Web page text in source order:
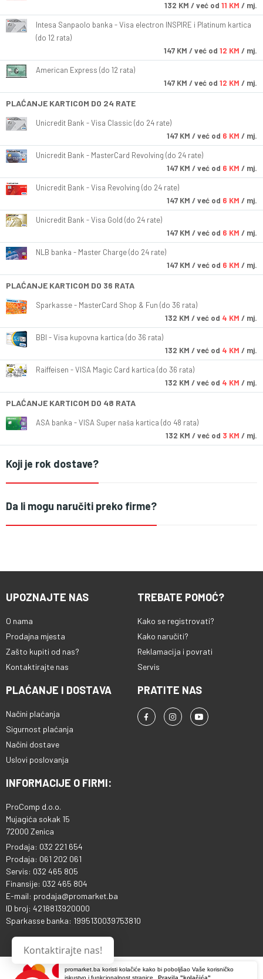
promarket.ba koristi kolačiće kako bi poboljšao Vaše korisničko
iskustvo i funkcionalnost stranice.
Pravila "kolačića"
132 KM / već od 11 KM / mj.
Intesa Sanpaolo banka - Visa electron INSPIRE i Platinum kartica
(do 12 rata)
147 KM / već od 12 KM / mj.
American Express (do 12 rata)
147 KM / već od 12 KM / mj.
PLAĆANJE KARTICOM DO 24 RATE
Unicredit Bank - Visa Classic (do 24 rate)
147 KM / već od 6 KM / mj.
Unicredit Bank - MasterCard Revolving (do 24 rate)
147 KM / već od 6 KM / mj.
Unicredit Bank - Visa Revolving (do 24 rate)
147 KM / već od 6 KM / mj.
Unicredit Bank - Visa Gold (do 24 rate)
147 KM / već od 6 KM / mj.
NLB banka - Master Charge (do 24 rate)
147 KM / već od 6 KM / mj.
PLAĆANJE KARTICOM DO 36 RATA
Sparkasse - MasterCard Shop & Fun (do 36 rata)
132 KM / već od 4 KM / mj.
BBI - Visa kupovna kartica (do 36 rata)
132 KM / već od 4 KM / mj.
Raiffeisen - VISA Magic Card kartica (do 36 rata)
132 KM / već od 4 KM / mj.
PLAĆANJE KARTICOM DO 48 RATA
ASA banka - VISA Super naša kartica (do 48 rata)
132 KM / već od 3 KM / mj.
Koji je rok dostave?
Da li mogu naručiti preko firme?
UPOZNAJTE NAS
O nama
Prodajna mjesta
Zašto kupiti od nas?
Kontaktirajte nas
TREBATE POMOĆ?
Kako se registrovati?
Kako naručiti?
Reklamacija i povrati
Servis
PLAĆANJE I DOSTAVA
Načini plaćanja
Sigurnost plaćanja
Načini dostave
Uslovi poslovanja
PRATITE NAS
INFORMACIJE O FIRMI:
ProComp d.o.o.
Mujagića sokak 15
72000 Zenica
Prodaja: 032 221 654
Prodaja: 061 202 061
Servis: 032 465 805
Finansije: 032 465 804
E-mail: prodaja@promarket.ba
ID broj: 4218813920000
Sparkasse banka: 1995130039753810
Kontaktirajte nas!